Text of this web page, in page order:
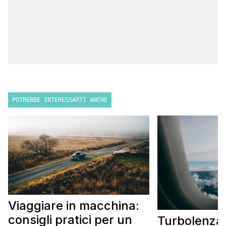
POTREBBE INTERESSARTI ANCHE
Viaggiare in macchina:
consigli pratici per un